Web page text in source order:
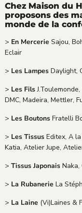
Chez Maison du
proposons des
monde de la
> En Mercerie Sajou,
Eclair
> Les Lampes Daylight,
> Les Fils
DMC, Madeira, Mettler,
> Les Boutons Fratelli
> Les Tissus Editex, A
Katia, Atelier Jupe,
> Tissus Japonais Naka,
> La Rubanerie La
> La Laine (Vi)Laines &